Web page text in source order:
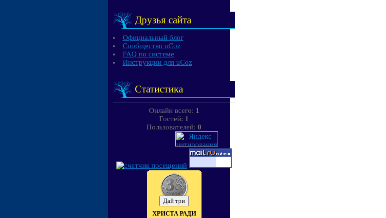
Друзья сайта
Официальный блог
Сообщество uCoz
FAQ по системе
Инструкции для uCoz
Статистика
Онлайн всего: 1
Гостей: 1
Пользователей: 0
ХРИСТА РАДИ